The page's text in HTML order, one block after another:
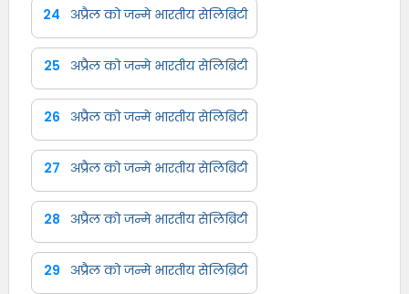
24 अप्रैल को जन्मे भारतीय सेलिब्रिटी
25 अप्रैल को जन्मे भारतीय सेलिब्रिटी
26 अप्रैल को जन्मे भारतीय सेलिब्रिटी
27 अप्रैल को जन्मे भारतीय सेलिब्रिटी
28 अप्रैल को जन्मे भारतीय सेलिब्रिटी
29 अप्रैल को जन्मे भारतीय सेलिब्रिटी